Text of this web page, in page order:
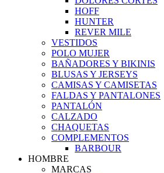
HOFF
HUNTER
REVER MILE
VESTIDOS
POLO MUJER
BAÑADORES Y BIKINIS
BLUSAS Y JERSEYS
CAMISAS Y CAMISETAS
FALDAS Y PANTALONES
PANTALÓN
CALZADO
CHAQUETAS
COMPLEMENTOS
BARBOUR
HOMBRE
MARCAS